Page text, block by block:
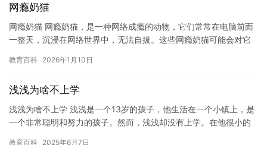
网瘾奶猫
网瘾奶猫 网瘾奶猫，是一种网络成瘾的动物，它们常常在电脑前面
一整天，沉浸在网络世界中，无法自拔。这些网瘾奶猫可能会对它
它们…
教育百科 2026年1月10日
浅浅为啥不上学
浅浅为啥不上学 浅浅是一个13岁的孩子，他生活在一个小镇上，是
一个非常聪明和努力的孩子。然而，浅浅却没有上学。在他很小的
教育百科 2025年6月7日